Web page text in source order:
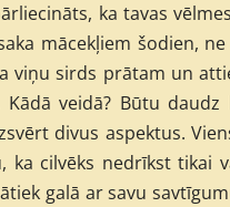
ka tavas
mācekļiem šodien,
viņu sirds prātam un
Kādā veidā? Būtu
divus aspektus.
ka cilvēks nedrīkst tikai
galā ar savu